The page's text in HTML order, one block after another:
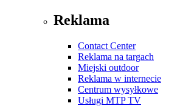
Reklama
Contact Center
Reklama na targach
Miejski outdoor
Reklama w internecie
Centrum wysyłkowe
Usługi MTP TV